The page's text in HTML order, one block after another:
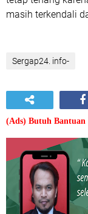
masih terkendali
Sergap24. info-
(Ads) Butuh